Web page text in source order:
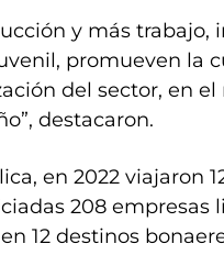
y más trabajo,
promueven la
del sector, en el
destacaron.
en 2022 viajaron
208 empresas
12 destinos